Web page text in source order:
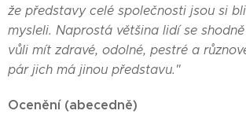
že představy celé společnosti jsou si
mysleli. Naprostá většina lidí se
vůli mít zdravé, odolné, pestré a
pár jich má jinou představu."
Ocenění (abecedně)